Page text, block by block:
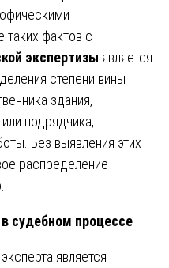
таких фактов с
экспертизы является
степени вины
здания,
подрядчика,
Без выявления этих
распределение
судебном процессе
является